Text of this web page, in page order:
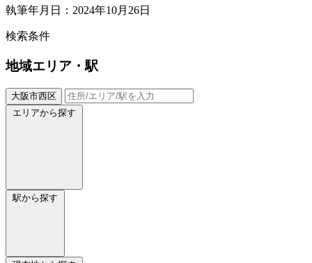
執筆年月日：2024年10月26日
検索条件
地域エリア・駅
大阪市西区
エリアから探す
駅から探す